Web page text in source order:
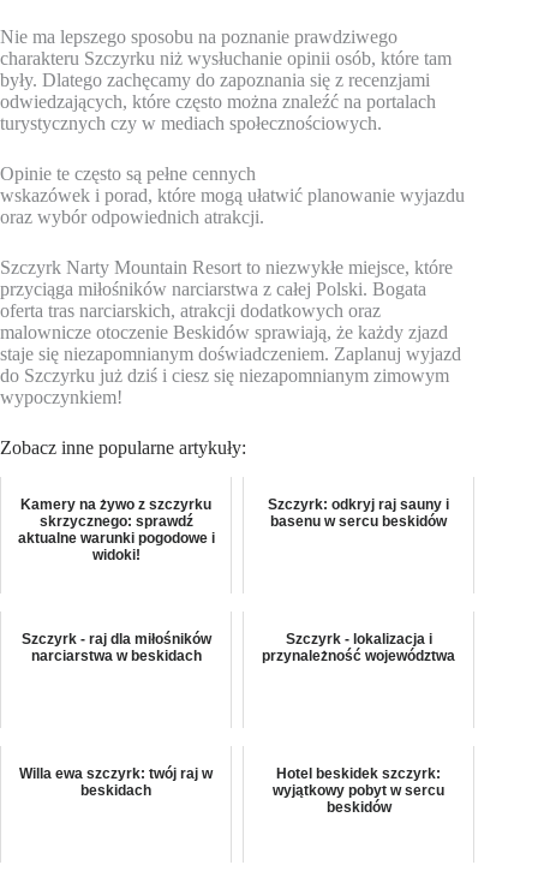
Nie ma lepszego sposobu na poznanie prawdziwego
charakteru Szczyrku niż wysłuchanie opinii osób, które tam
były. Dlatego zachęcamy do zapoznania się z recenzjami
odwiedzających, które często można znaleźć na portalach
turystycznych czy w mediach społecznościowych.
Opinie te często są pełne cennych
wskazówek i porad, które mogą ułatwić planowanie wyjazdu
oraz wybór odpowiednich atrakcji.
Szczyrk Narty Mountain Resort to niezwykłe miejsce, które
przyciąga miłośników narciarstwa z całej Polski. Bogata
oferta tras narciarskich, atrakcji dodatkowych oraz
malownicze otoczenie Beskidów sprawiają, że każdy zjazd
staje się niezapomnianym doświadczeniem. Zaplanuj wyjazd
do Szczyrku już dziś i ciesz się niezapomnianym zimowym
wypoczynkiem!
Zobacz inne popularne artykuły:
Kamery na żywo z szczyrku
skrzycznego: sprawdź
aktualne warunki pogodowe i
widoki!
Szczyrk: odkryj raj sauny i
basenu w sercu beskidów
Szczyrk - raj dla miłośników
narciarstwa w beskidach
Szczyrk - lokalizacja i
przynależność województwa
Willa ewa szczyrk: twój raj w
beskidach
Hotel beskidek szczyrk:
wyjątkowy pobyt w sercu
beskidów